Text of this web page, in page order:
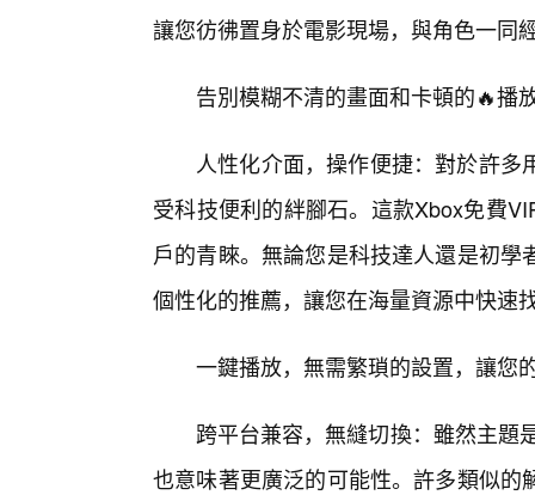
讓您彷彿置身於電影現場，與角色一同
告別模糊不清的畫面和卡頓的🔥播
人性化介面，操作便捷：對於許
受科技便利的絆腳石。這款Xbox免費
戶的青睞。無論您是科技達人還是初
個性化的推薦，讓您在海量資源中快速
一鍵播放，無需繁瑣的設置，讓您
跨平台兼容，無縫切換：雖然主題
也意味著更廣泛的可能性。許多類似